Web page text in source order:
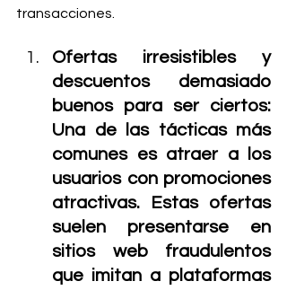
transacciones.
Ofertas irresistibles y
descuentos demasiado
buenos para ser ciertos:
Una de las tácticas más
comunes es atraer a los
usuarios con promociones
atractivas. Estas ofertas
suelen presentarse en
sitios web fraudulentos
que imitan a plataformas